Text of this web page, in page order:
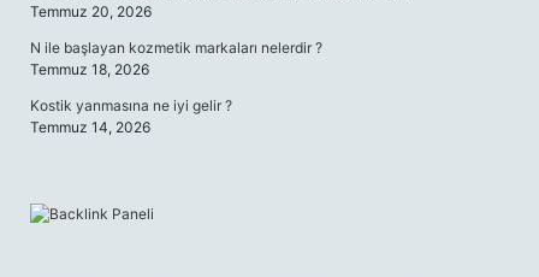
Temmuz 20, 2026
N ile başlayan kozmetik markaları nelerdir ?
Temmuz 18, 2026
Kostik yanmasına ne iyi gelir ?
Temmuz 14, 2026